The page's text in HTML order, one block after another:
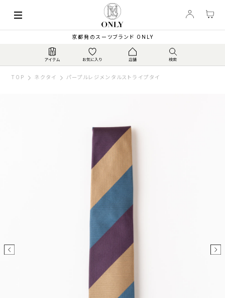
京都発のスーツブランド ONLY
TOP ネクタイ パープルレジメンタルストライプタイ